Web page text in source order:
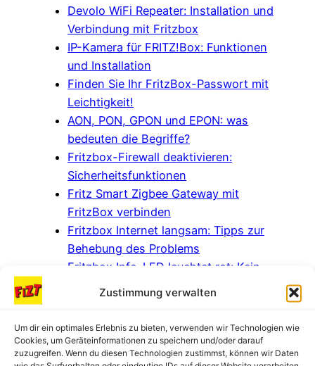
Zustimmung verwalten
Um dir ein optimales Erlebnis zu bieten, verwenden wir Technologien wie
Cookies, um Geräteinformationen zu speichern und/oder darauf
zuzugreifen. Wenn du diesen Technologien zustimmst, können wir Daten
Devolo WiFi Repeater: Installation und
Verbindung mit Fritzbox
IP-Kamera für FRITZ!Box: Funktionen
und Installation
Finden Sie Ihr FritzBox-Passwort mit
Leichtigkeit!
AON, PON, GPON und EPON: was
bedeuten die Begriffe?
Fritzbox-Firewall deaktivieren:
Sicherheitsfunktionen
Fritz Smart Zigbee Gateway mit
FritzBox verbinden
Fritzbox Internet langsam: Tipps zur
Behebung des Problems
Fritzbox Info-LED leuchtet rot: Kein
Internet – Was zu tun?
Fritzbox Internet langsam: Tipps zur
Behebung des Problems
Eigene Wartemusik in Fritzbox
einrichten: Warteschleifen Ansage